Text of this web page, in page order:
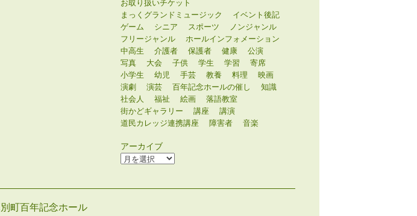
お取り扱いチケット
まっくグランドミュージック
イベント後記
ゲーム
シニア スポーツ
ノンジャンル
フリージャンル
ホールインフォメーション
中高生
介護者 保護者 健康
公演
写真
大会 子供 学生 学習
寄席
小学生
幼児 手芸 教養 料理
映画
演劇
演芸 百年記念ホールの催し
知識
社会人
福祉 絵画
落語教室
街かどギャラリー
講座
講演
道民カレッジ連携講座
障害者 音楽
アーカイブ
ア
カ
町百年記念ホール